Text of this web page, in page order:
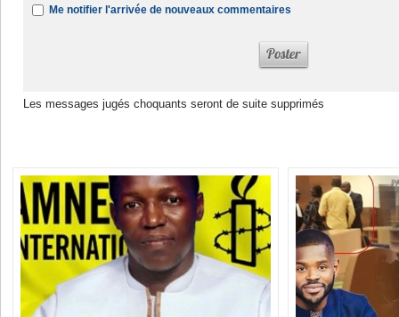
Me notifier l'arrivée de nouveaux commentaires
Les messages jugés choquants seront de suite supprimés